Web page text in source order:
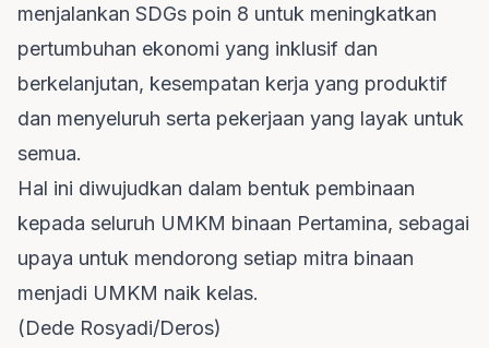
menjalankan SDGs poin 8 untuk meningkatkan
pertumbuhan ekonomi yang inklusif dan
berkelanjutan, kesempatan kerja yang produktif
dan menyeluruh serta pekerjaan yang layak untuk
semua.
Hal ini diwujudkan dalam bentuk pembinaan
kepada seluruh UMKM binaan Pertamina, sebagai
upaya untuk mendorong setiap mitra binaan
menjadi UMKM naik kelas.
(Dede Rosyadi/Deros)